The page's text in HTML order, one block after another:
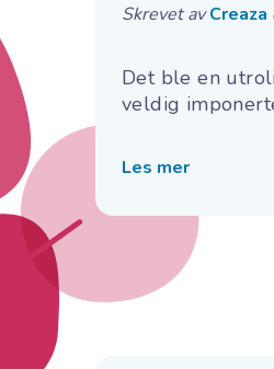
Skrevet avCreaza
Det ble en
veldig
Les mer